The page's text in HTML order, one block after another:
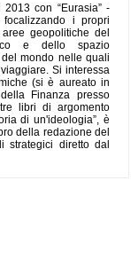
con “Eurasia” -
i propri
geopolitiche del
e dello spazio
mondo nelle quali
Si interessa
(si è aureato in
Finanza presso
libri di argomento
di un'ideologia”, è
della redazione del
strategici diretto dal